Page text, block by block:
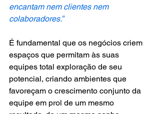
encantam nem clientes nem
colaboradores.”
É fundamental que os negócios criem
espaços que permitam às suas
equipes total exploração de seu
potencial, criando ambientes que
favoreçam o crescimento conjunto da
equipe em prol de um mesmo